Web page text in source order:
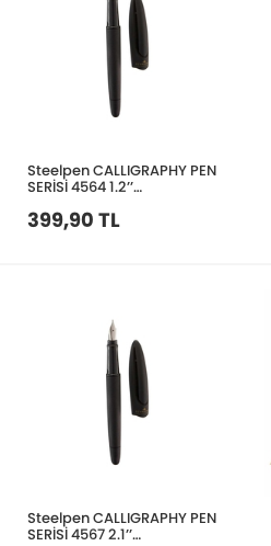
Steelpen CALLIGRAPHY PEN
SERİSİ 4564 1.2’’
399,90 TL
Steelpen CALLIGRAPHY PEN
SERİSİ 4567 2.1’’